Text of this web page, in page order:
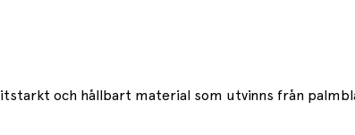
och hållbart material som utvinns från